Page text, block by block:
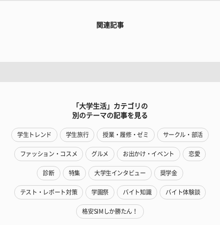
関連記事
「大学生活」カテゴリの
別のテーマの記事を見る
学生トレンド 学生旅行 授業・履修・ゼミ サークル・部活
ファッション・コスメ グルメ お出かけ・イベント 恋愛
診断 特集 大学生インタビュー 奨学金
テスト・レポート対策 学園祭 バイト知識 バイト体験談
格安SIMしか勝たん！